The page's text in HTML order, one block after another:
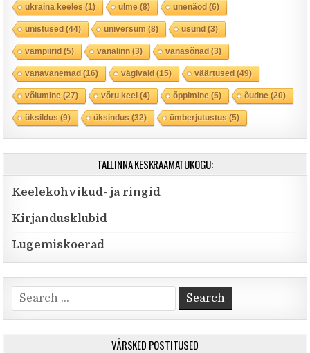
ukraina keeles (1) ulme (8) unenäod(6)
unistused(44) universum (8) usund(3)
vampiirid(5) vanalinn(3) vanasõnad(3)
vanavanemad(16) vägivald(15) väärtused(49)
võlumine (27) võru keel(4) õppimine (5) õudne (20)
üksildus (9) üksindus (32) ümberjutustus (5)
TALLINNA KESKRAAMATUKOGU:
Keelekohvikud- ja ringid
Kirjandusklubid
Lugemiskoerad
Search for:
VÄRSKED POSTITUSED